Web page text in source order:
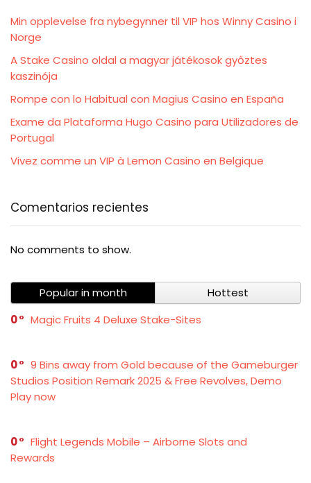
Min opplevelse fra nybegynner til VIP hos Winny Casino i
Norge
A Stake Casino oldal a magyar játékosok győztes
kaszinója
Rompe con lo Habitual con Magius Casino en España
Exame da Plataforma Hugo Casino para Utilizadores de
Portugal
Vivez comme un VIP à Lemon Casino en Belgique
Comentarios recientes
No comments to show.
Popular in month
Hottest
0
Magic Fruits 4 Deluxe Stake-Sites
0
9 Bins away from Gold because of the Gameburger
Studios Position Remark 2025 & Free Revolves, Demo
Play now
0
Flight Legends Mobile – Airborne Slots and
Rewards